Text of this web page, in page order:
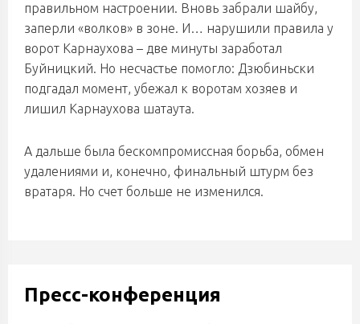
правильном настроении. Вновь забрали шайбу,
заперли «волков» в зоне. И… нарушили правила у
ворот Карнаухова – две минуты заработал
Буйницкий. Но несчастье помогло: Дзюбиньски
подгадал момент, убежал к воротам хозяев и
лишил Карнаухова шатаута.
А дальше была бескомпромиссная борьба, обмен
удалениями и, конечно, финальный штурм без
вратаря. Но счет больше не изменился.
Пресс-конференция